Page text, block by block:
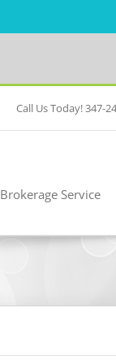
Call Us Today! 347-
Brokerage Service